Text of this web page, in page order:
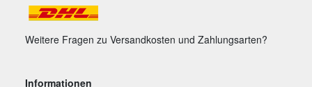
Weitere Fragen zu Versandkosten und Zahlungsarten?
Informationen